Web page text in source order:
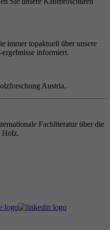
immer topaktuell über unsere
informiert.
Austria.
Fachliteratur über die
Holz.